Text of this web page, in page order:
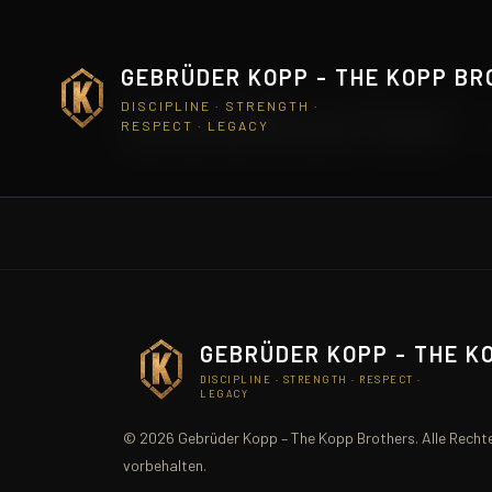
GEBRÜDER KOPP - THE KOPP
DISCIPLINE · STRENGTH ·
RESPECT · LEGACY
Südkurier
GEBRÜDER KOPP - THE
DISCIPLINE · STRENGTH · RESPECT ·
LEGACY
© 2026 Gebrüder Kopp – The Kopp Brothers. Alle
vorbehalten.